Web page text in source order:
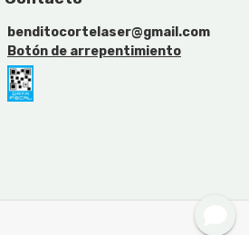
benditocortelaser@gmail.com
Botón de arrepentimiento